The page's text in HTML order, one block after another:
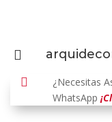


¿Necesitas
WhatsApp